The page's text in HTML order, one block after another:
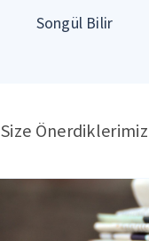
Songül Bilir
Size Önerdiklerimiz